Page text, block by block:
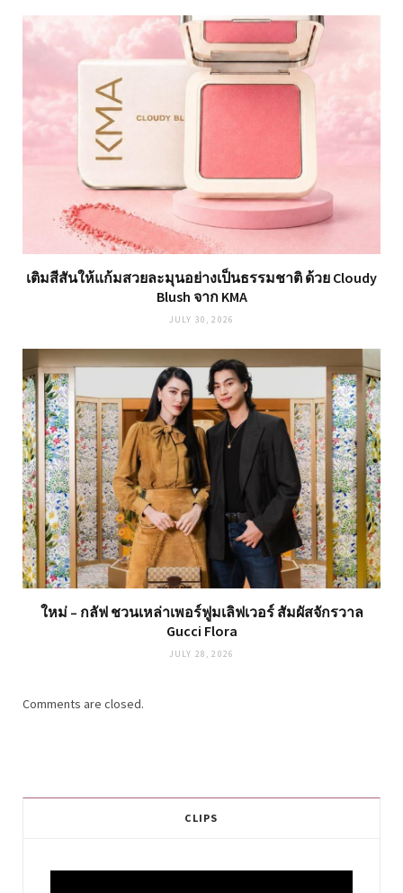
เติมสีสันให้แก้มสวยละมุนอย่างเป็นธรรมชาติ ด้วย Cloudy
Blush จาก KMA
JULY 30, 2026
ใหม่ – กลัฟ ชวนเหล่าเพอร์ฟูมเลิฟเวอร์ สัมผัสจักรวาล
Gucci Flora
JULY 28, 2026
Comments are closed.
CLIPS